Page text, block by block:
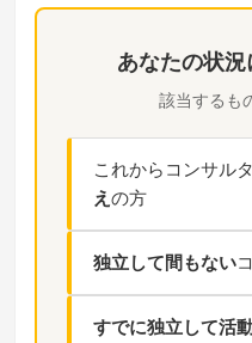
あなたの状
該当するも
これからコンサル
えの方
独立して間もない
すでに独立して活